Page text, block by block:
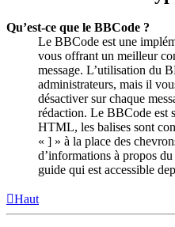
Qu’est-ce que le BBCode ?
Le BBCode est une
vous offrant un meilleur
message. L’utilisation du
administrateurs, mais il
désactiver sur chaque
rédaction. Le BBCode est
HTML, les balises sont
« ] » à la place des
d’informations à propos
guide qui est accessible
Haut